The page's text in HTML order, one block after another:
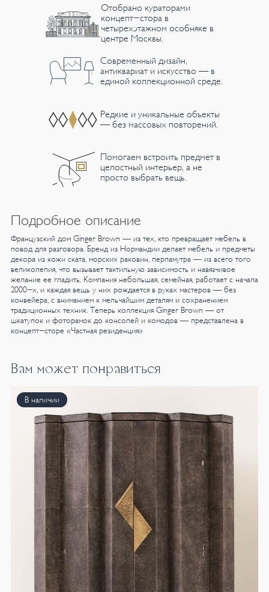
Отобрано кураторами
концепт-стора в
четырехэтажном особняке в
центре Москвы.
Современный дизайн,
антиквариат и искусство — в
единой коллекционной среде.
Редкие и уникальные объекты
— без массовых повторений.
Помогаем встроить предмет в
целостный интерьер, а не
просто выбрать вещь.
Подробное описание
Французский дом Ginger Brown — из тех, кто превращает мебель в
повод для разговора. Бренд из Нормандии делает мебель и предметы
декора из кожи ската, морских раковин, перламутра — из всего того
великолепия, что вызывает тактильную зависимость и навязчивое
желание ее гладить. Компания небольшая, семейная, работает с начала
2000-х, и каждая вещь у них рождается в руках мастеров — без
конвейера, с вниманием к мельчайшим деталям и сохранением
традиционных техник. Теперь коллекция Ginger Brown — от
шкатулок и фоторамок до консолей и комодов — представлена в
концепт-сторе «Частная резиденция»
Вам может понравиться
В наличии